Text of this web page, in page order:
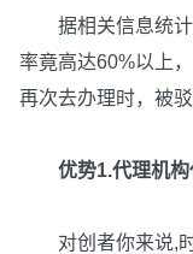
据相关信息统计
率竟高达60%以上
再次去办理时，被
优势1.代理机构
对创者你来说,时